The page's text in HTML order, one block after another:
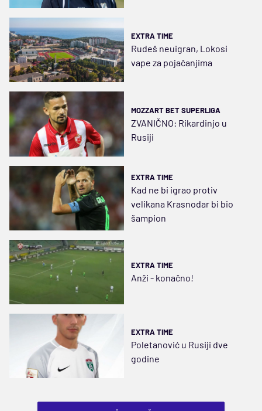
EXTRA TIME
Rudeš neuigran, Lokosi
vape za pojačanjima
MOZZART BET SUPERLIGA
ZVANIČNO: Rikardinjo u
Rusiji
EXTRA TIME
Kad ne bi igrao protiv
velikana Krasnodar bi bio
šampion
EXTRA TIME
Anži - konačno!
EXTRA TIME
Poletanović u Rusiji dve
godine